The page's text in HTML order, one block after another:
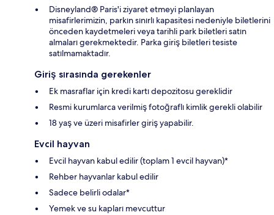
Disneyland® Paris'i ziyaret etmeyi planlayan
misafirlerimizin, parkın sınırlı kapasitesi nedeniyle biletlerini
önceden kaydetmeleri veya tarihli park biletleri satın
almaları gerekmektedir. Parka giriş biletleri tesiste
satılmamaktadır.
Giriş sırasında gerekenler
Ek masraflar için kredi kartı depozitosu gereklidir
Resmi kurumlarca verilmiş fotoğraflı kimlik gerekli olabilir
18 yaş ve üzeri misafirler giriş yapabilir.
Evcil hayvan
Evcil hayvan kabul edilir (toplam 1 evcil hayvan)*
Rehber hayvanlar kabul edilir
Sadece belirli odalar*
Yemek ve su kapları mevcuttur